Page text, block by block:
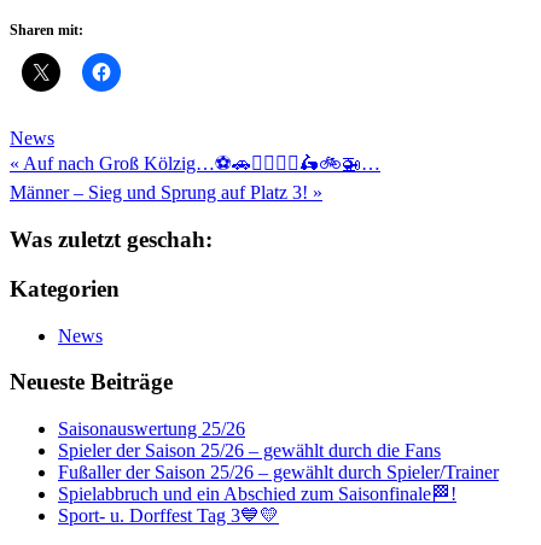
Sharen mit:
News
Beitragsnavigation
« Auf nach Groß Kölzig…⚽🚗🏃‍♂️🚶‍♂️🛵🚲🚁…
Männer – Sieg und Sprung auf Platz 3! »
Was zuletzt geschah:
Kategorien
News
Neueste Beiträge
Saisonauswertung 25/26
Spieler der Saison 25/26 – gewählt durch die Fans
Fußaller der Saison 25/26 – gewählt durch Spieler/Trainer
Spielabbruch und ein Abschied zum Saisonfinale🏁!
Sport- u. Dorffest Tag 3💙💛